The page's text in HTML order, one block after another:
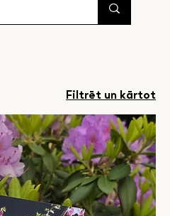
Filtrēt un kārtot